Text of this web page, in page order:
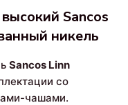
Sancos
никель
Sancos Linn
со
чашами.